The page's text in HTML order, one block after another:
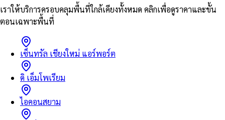
เราให้บริการครอบคลุมพื้นที่ใกล้เคียงทั้งหมด คลิกเพื่อดูราคาและขั้น
ตอนเฉพาะพื้นที่
เซ็นทรัล เชียงใหม่ แอร์พอร์ต
ดิ เอ็มโพเรียม
ไอคอนสยาม